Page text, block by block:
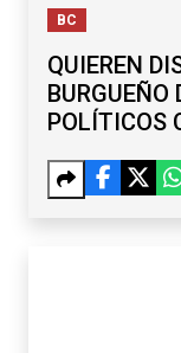
BC
QUIEREN
BURGUEÑO
POLÍTICOS